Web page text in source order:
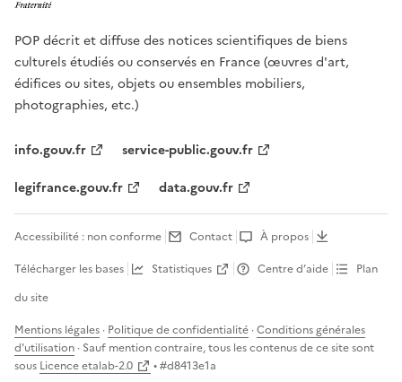
POP décrit et diffuse des notices scientifiques de biens
culturels étudiés ou conservés en France (œuvres d'art,
édifices ou sites, objets ou ensembles mobiliers,
photographies, etc.)
info.gouv.fr
service-public.gouv.fr
legifrance.gouv.fr
data.gouv.fr
Accessibilité : non conforme Contact
À propos
Télécharger les bases
Statistiques Centre d’aide
Plan
du site
Mentions légales · Politique de confidentialité ·Conditions générales
d'utilisation · Sauf mention contraire, tous les contenus de ce site sont
sous Licence etalab-2.0 • #d8413e1a